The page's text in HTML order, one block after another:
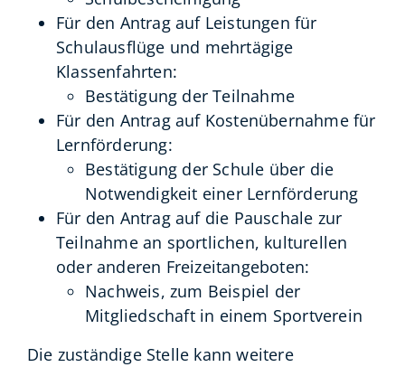
Für den Antrag auf Leistungen für
Schulausflüge und mehrtägige
Klassenfahrten:
Bestätigung der Teilnahme
Für den Antrag auf Kostenübernahme für
Lernförderung:
Bestätigung der Schule über die
Notwendigkeit einer Lernförderung
Für den Antrag auf die Pauschale zur
Teilnahme an sportlichen, kulturellen
oder anderen Freizeitangeboten:
Nachweis, zum Beispiel der
Mitgliedschaft in einem Sportverein
Die zuständige Stelle kann weitere